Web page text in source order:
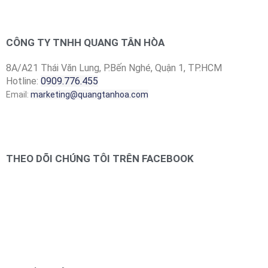
CÔNG TY TNHH QUANG TÂN HÒA
8A/A21 Thái Văn Lung, P.Bến Nghé, Quận 1, TP.HCM
Hotline: 0909.776.455
Email: marketing@quangtanhoa.com
THEO DÕI CHÚNG TÔI TRÊN FACEBOOK